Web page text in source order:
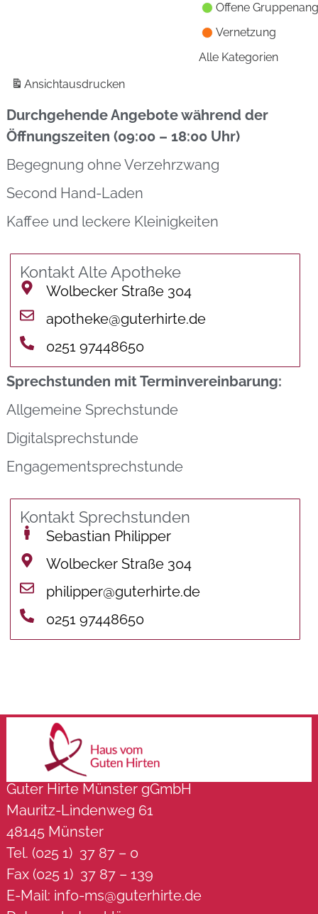
Offene
Vernetzung
Alle Kategorien
Ansichtausdrucken
Durchgehende Angebote während der
Öffnungszeiten (09:00 – 18:00 Uhr)
Begegnung ohne Verzehrzwang
Second Hand-Laden
Kaffee und leckere Kleinigkeiten
Kontakt Alte Apotheke
Wolbecker Straße 304
apotheke@guterhirte.de
0251 97448650
Sprechstunden mit Terminvereinbarung:
Allgemeine Sprechstunde
Digitalsprechstunde
Engagementsprechstunde
Kontakt Sprechstunden
Sebastian Philipper
Wolbecker Straße 304
philipper@guterhirte.de
0251 97448650
Guter Hirte Münster gGmbH
Mauritz-Lindenweg 61
48145 Münster
Tel. (025 1) 37 87 – 0
Fax (025 1) 37 87 – 139
E-Mail: info-ms@guterhirte.de